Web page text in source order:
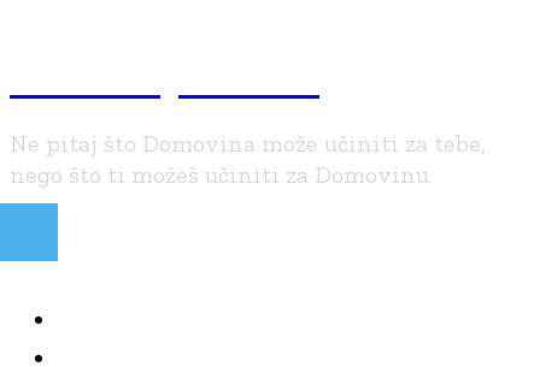
Ne pitaj što Domovina može učiniti za tebe,
nego što ti možeš učiniti za Domovinu